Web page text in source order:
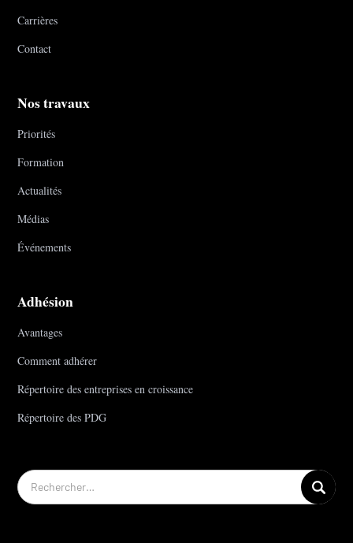
Carrières
Contact
Nos travaux
Priorités
Formation
Actualités
Médias
Événements
Adhésion
Avantages
Comment adhérer
Répertoire des entreprises en croissance
Répertoire des PDG